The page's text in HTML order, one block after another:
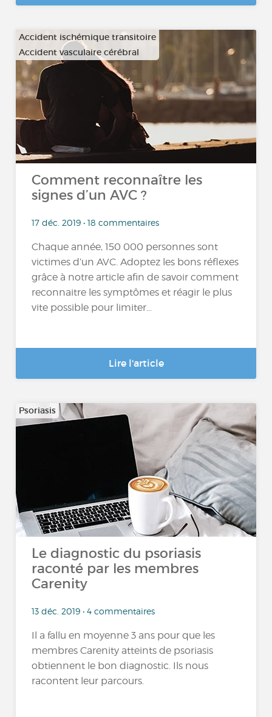
Accident ischémique transitoire
Accident vasculaire cérébral
Comment reconnaître les
signes d’un AVC ?
17 déc. 2019 • 18 commentaires
Chaque année, 150 000 personnes sont
victimes d’un AVC. Adoptez les bons réflexes
grâce à notre article afin de savoir comment
reconnaitre les symptômes et réagir le plus
vite possible pour limiter...
Lire l'article
Psoriasis
Le diagnostic du psoriasis
raconté par les membres
Carenity
13 déc. 2019 • 4 commentaires
Il a fallu en moyenne 3 ans pour que les
membres Carenity atteints de psoriasis
obtiennent le bon diagnostic. Ils nous
racontent leur parcours.